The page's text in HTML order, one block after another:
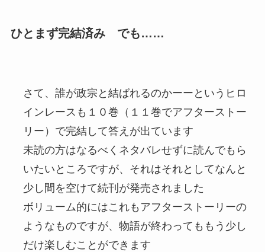
ひとまず完結済み でも……
さて、誰が政宗と結ばれるのかーーというヒロ
インレースも１０巻（１１巻でアフターストー
リー）で完結して答えが出ています
未読の方はなるべくネタバレせずに読んでもら
いたいところですが、それはそれとしてなんと
少し間を空けて続刊が発売されました
ボリューム的にはこれもアフターストーリーの
ようなものですが、物語が終わってももう少し
だけ楽しむことができます